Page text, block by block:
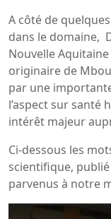
A côté de
dans le domaine,
Nouvelle
originaire de
par une
l’aspect sur santé
intérêt majeur
Ci-dessous les
scientifique,
parvenus à notre